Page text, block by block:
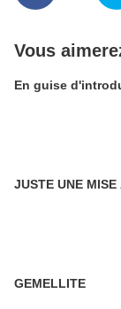
Vous
En guise
JUSTE UNE MISE
GEMELLITE